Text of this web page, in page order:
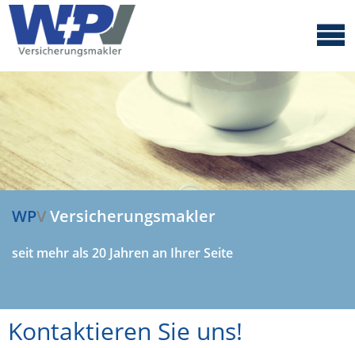
WPVVersicherungsmakler
seit mehr als 20 Jahren an Ihrer Seite
Kontaktieren Sie uns!